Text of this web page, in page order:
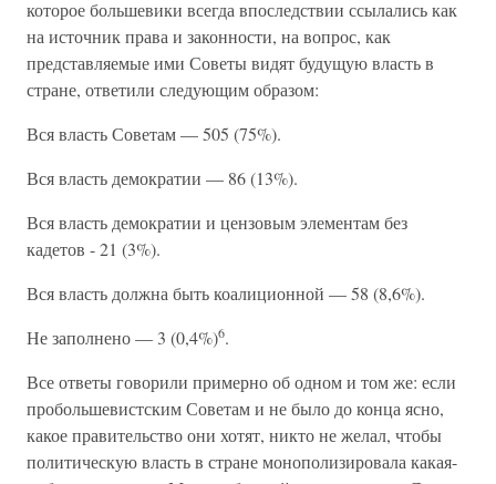
которое большевики всегда впоследствии ссылались как
на источник права и законности, на вопрос, как
представляемые ими Советы видят будущую власть в
стране, ответили следующим образом:
Вся власть Советам — 505 (75%).
Вся власть демократии — 86 (13%).
Вся власть демократии и цензовым элементам без
кадетов - 21 (3%).
Вся власть должна быть коалиционной — 58 (8,6%).
Не заполнено — 3 (0,4%)6.
Все ответы говорили примерно об одном и том же: если
пробольшевистским Советам и не было до конца ясно,
какое правительство они хотят, никто не желал, чтобы
политическую власть в стране монополизировала какая-